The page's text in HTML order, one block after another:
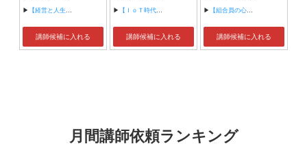
▶ 【経営と人生がHappyになる3つのキーワード】
講師候補に入れる
▶ 【ＩｏＴ時代にニッポンの製造業が一気に抜け出す！！ ～世界トップシェアのセンサーとロボットで戦え！】
講師候補に入れる
▶ 【組合員の心をぐっと掴むコミュニケーション術～組合員が「あなたが言うなら」と動き出す３ステップ～】
講師候補に入れる
月間講師依頼ランキング